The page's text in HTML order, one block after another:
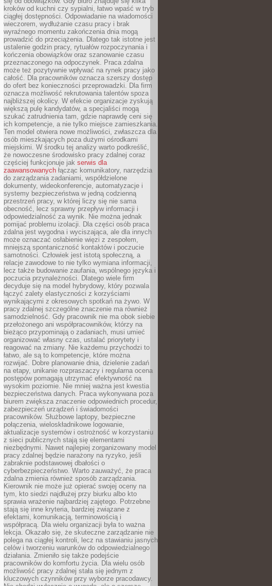
kroków od kuchni czy sypialni, łatwo wpaść w tryb
ciągłej dostępności. Odpowiadanie na wiadomości
wieczorem, wydłużanie czasu pracy i brak
wyraźnego momentu zakończenia dnia mogą
prowadzić do przeciążenia. Dlatego tak istotne jest
ustalenie godzin pracy, rytuałów rozpoczynania i
kończenia obowiązków oraz szanowanie czasu
przeznaczonego na odpoczynek. Praca zdalna
może też pozytywnie wpływać na rynek pracy jako
całość. Dla pracowników oznacza szerszy dostęp
do ofert bez konieczności przeprowadzki. Dla firm
oznacza możliwość rekrutowania talentów spoza
najbliższej okolicy. W efekcie organizacje zyskują
większą pulę kandydatów, a specjaliści mogą
szukać zatrudnienia tam, gdzie naprawdę ceni się
ich kompetencje, a nie tylko miejsce zamieszkania.
Ten model otwiera nowe możliwości, zwłaszcza dla
osób mieszkających poza dużymi ośrodkami
miejskimi. W środku tej analizy warto podkreślić,
że nowoczesne środowisko pracy zdalnej coraz
częściej funkcjonuje jak serwis dla
zaawansowanych łącząc komunikatory, narzędzia
do zarządzania zadaniami, współdzielone
dokumenty, wideokonferencje, automatyzacje i
systemy bezpieczeństwa w jedną codzienną
przestrzeń pracy, w której liczy się nie sama
obecność, lecz sprawny przepływ informacji i
odpowiedzialność za wynik. Nie można jednak
pomijać problemu izolacji. Dla części osób praca
zdalna jest wygodna i wyciszająca, ale dla innych
może oznaczać osłabienie więzi z zespołem,
mniejszą spontaniczność kontaktów i poczucie
samotności. Człowiek jest istotą społeczną, a
relacje zawodowe to nie tylko wymiana informacji,
lecz także budowanie zaufania, wspólnego języka i
poczucia przynależności. Dlatego wiele firm
decyduje się na model hybrydowy, który pozwala
łączyć zalety elastyczności z korzyściami
wynikającymi z okresowych spotkań na żywo. W
pracy zdalnej szczególne znaczenie ma również
samodzielność. Gdy pracownik nie ma obok siebie
przełożonego ani współpracowników, którzy na
bieżąco przypominają o zadaniach, musi umieć
organizować własny czas, ustalać priorytety i
reagować na zmiany. Nie każdemu przychodzi to
łatwo, ale są to kompetencje, które można
rozwijać. Dobre planowanie dnia, dzielenie zadań
na etapy, unikanie rozpraszaczy i regularna ocena
postępów pomagają utrzymać efektywność na
wysokim poziomie. Nie mniej ważna jest kwestia
bezpieczeństwa danych. Praca wykonywana poza
biurem zwiększa znaczenie odpowiednich procedur,
zabezpieczeń urządzeń i świadomości
pracowników. Służbowe laptopy, bezpieczne
połączenia, wieloskładnikowe logowanie,
aktualizacje systemów i ostrożność w korzystaniu
z sieci publicznych stają się elementami
niezbędnymi. Nawet najlepiej zorganizowany model
pracy zdalnej będzie narażony na ryzyko, jeśli
zabraknie podstawowej dbałości o
cyberbezpieczeństwo. Warto zauważyć, że praca
zdalna zmienia również sposób zarządzania.
Kierownik nie może już opierać swojej oceny na
tym, kto siedzi najdłużej przy biurku albo kto
sprawia wrażenie najbardziej zajętego. Potrzebne
stają się inne kryteria, bardziej związane z
efektami, komunikacją, terminowością i
współpracą. Dla wielu organizacji była to ważna
lekcja. Okazało się, że skuteczne zarządzanie nie
polega na ciągłej kontroli, lecz na stawianiu jasnych
celów i tworzeniu warunków do odpowiedzialnego
działania. Zmieniło się także podejście
pracowników do komfortu życia. Dla wielu osób
możliwość pracy zdalnej stała się jednym z
kluczowych czynników przy wyborze pracodawcy.